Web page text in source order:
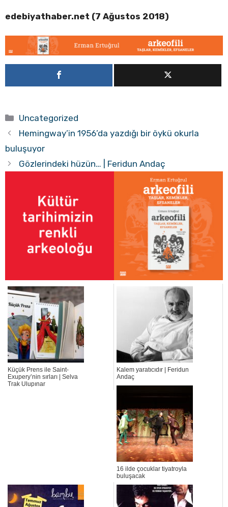
edebiyathaber.net (7 Ağustos 2018)
Kategoriler
Uncategorized
Hemingway’in 1956’da yazdığı bir öykü okurla
buluşuyor
Gözlerindeki hüzün… | Feridun Andaç
Küçük Prens ile Saint-
Exupery’nin sırları | Selva
Trak Ulupınar
Kalem yaratıcıdır | Feridun
Andaç
16 ilde çocuklar tiyatroyla
buluşacak